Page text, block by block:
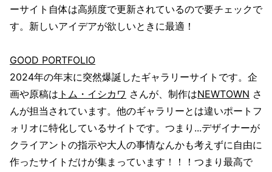
ーサイト自体は高頻度で更新されているので要チェックで
す。新しいアイデアが欲しいときに最適！
GOOD PORTFOLIO
2024年の年末に突然爆誕したギャラリーサイトです。企
画や原稿は トム・イシカワ さんが、制作はNEWTOWN さ
んが担当されています。他のギャラリーとは違いポートフ
ォリオに特化しているサイトです。つまり...デザイナーが
クライアントの指示や大人の事情なんかも考えずに自由に
作ったサイトだけが集まっています！！！つまり最高で